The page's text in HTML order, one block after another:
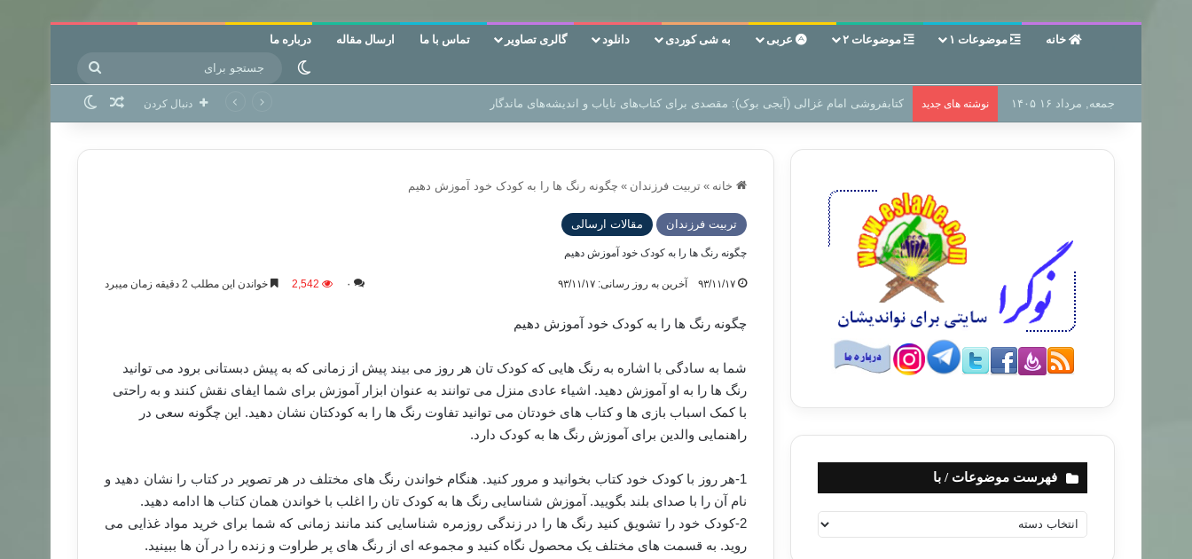
خانه موضوعات ۱ موضوعات ۲ عربی به شی کوردی دانلود گالری تصاویر تماس با ما ارسال مقاله درباره ما
تغییر پوسته
برای جمعه, مرداد ۱۶ ۱۴۰۵ نوشته های جدید سر دفتر فساد در زمین‌، دوری وکناره‌گیری از راه خداست‌! دنبال کردن نوشته تصادفی
خانه » تربیت فرزندان » چگونه رنگ ها را به کودک خود آموزش دهیم
تربیت فرزندان مقالات ارسالی
چگونه رنگ ها را به کودک خود آموزش دهیم
۹۳/۱۱/۱۷ آخرین به روز رسانی: ۹۳/۱۱/۱۷ ۰ 2,542 خواندن این مطلب 2 دقیقه زمان میبرد
چگونه رنگ ها را به کودک خود آموزش دهیم
شما به سادگی با اشاره به رنگ هایی که کودک تان هر روز می بیند پیش از زمانی که به پیش دبستانی برود می توانید
رنگ ها را به او آموزش دهید. اشیاء عادی منزل می توانند به عنوان ابزار آموزش برای شما ایفای نقش کنند و به راحتی
با کمک اسباب بازی ها و کتاب های خودتان می توانید تفاوت رنگ ها را به کودکتان نشان دهید. این چگونه سعی در
راهنمایی والدین برای آموزش رنگ ها به کودک دارد.
1-هر روز با کودک خود کتاب بخوانید و مرور کنید. هنگام خواندن رنگ های مختلف در هر تصویر در کتاب را نشان دهید و
نام آن را با صدای بلند بگویید. آموزش شناسایی رنگ ها به کودک تان را اغلب با خواندن همان کتاب ها ادامه دهید.
2-کودک خود را تشویق کنید رنگ ها را در زندگی روزمره شناسایی کند مانند زمانی که شما برای خرید مواد غذایی می
روید. به قسمت های مختلف یک محصول نگاه کنید و مجموعه ای از رنگ های پر طراوت و زنده را در آن ها ببینید.
فهرست موضوعات / با
ه